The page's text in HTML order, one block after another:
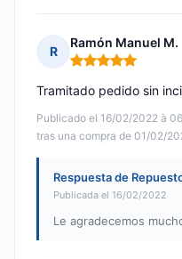
R
Ramón Manuel M.
Nota: 5 de 5
Publicado el 16/02/2022 à
tras una compra de 01/02/
Tramitado pedido sin
Respuesta de
Publicada el 16/02/2022
Le agradecemos